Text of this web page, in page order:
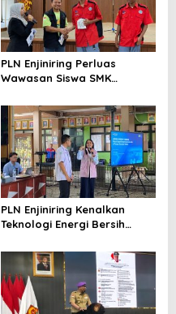
PLN Enjiniring Perluas
Wawasan Siswa SMK
Perubahan Iklim
PLN Enjiniring Kenalkan
Teknologi Energi Bersih